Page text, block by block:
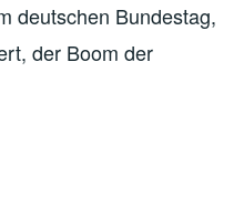
deutschen Bundestag,
der Boom der